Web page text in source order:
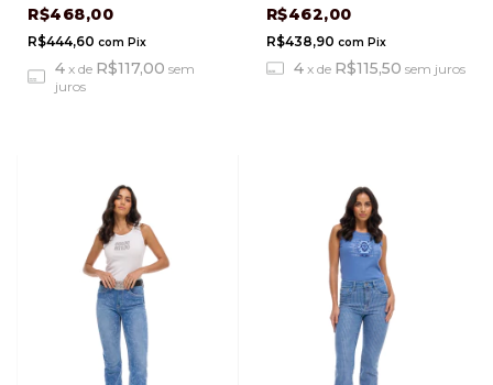
R$468,00
R$444,60 com Pix
4 x de R$117,00 sem
juros
R$462,00
R$438,90 com Pix
4 x de R$115,50 sem juros